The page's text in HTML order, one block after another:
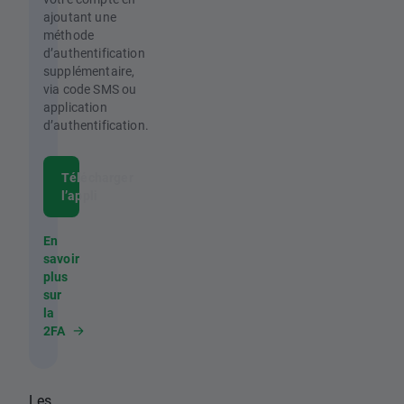
ajoutant une
méthode
d’authentification
supplémentaire,
via code SMS ou
application
d’authentification.
Télécharger
l’appli
En
savoir
plus
sur
la
2FA
Les